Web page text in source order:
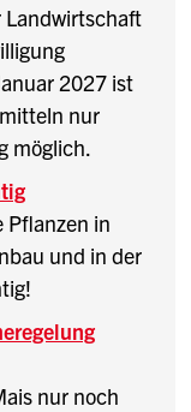
2027 ist
nur
möglich.
Pflanzen in
und in der
nur noch